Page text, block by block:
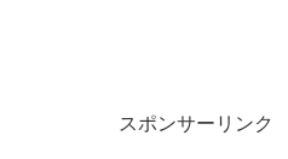
スポンサーリンク